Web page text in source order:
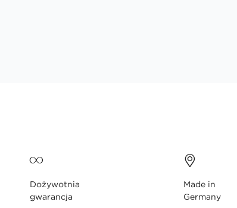
Dożywotnia
gwarancja
Made in
Germany